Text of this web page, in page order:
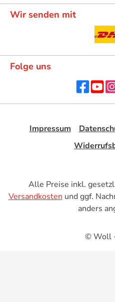
Wir senden mit
Folge uns
Impressum
Alle Preise inkl.
Versandkosten und ggf.
anders
© Woll